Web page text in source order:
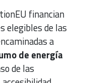
financian
elegibles de las
a
de energía
de las